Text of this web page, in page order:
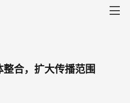
合，扩大传播范围​